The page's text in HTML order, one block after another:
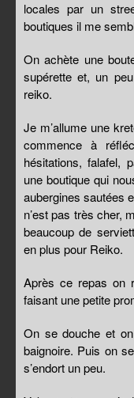
locales par un
boutiques il me
On achète une
supérette et, un
reiko.
Je m’allume une
commence à
hésitations, falafel,
une boutique qui
aubergines sautées
n’est pas très cher,
beaucoup de
en plus pour Reiko.
Après ce repas on
faisant une petite
On se douche et
baignoire. Puis on
s’endort un peu.